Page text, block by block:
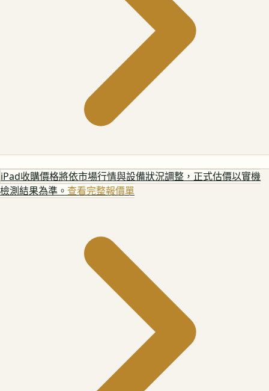
iPad收購價格將依市場行情與設備狀況調整，正式估價以實機
檢測結果為準。 查看完整報價單